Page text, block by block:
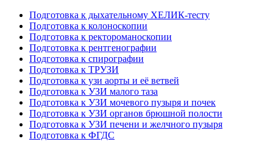
Подготовка к дыхательному ХЕЛИК-тесту
Подготовка к колоноскопии
Подготовка к ректороманоскопии
Подготовка к рентгенографии
Подготовка к спирографии
Подготовка к ТРУЗИ
Подготовка к узи аорты и её ветвей
Подготовка к УЗИ малого таза
Подготовка к УЗИ мочевого пузыря и почек
Подготовка к УЗИ органов брюшной полости
Подготовка к УЗИ печени и желчного пузыря
Подготовка к ФГДС